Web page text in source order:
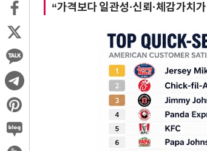
“가격보다 일관성·신뢰·체감가치